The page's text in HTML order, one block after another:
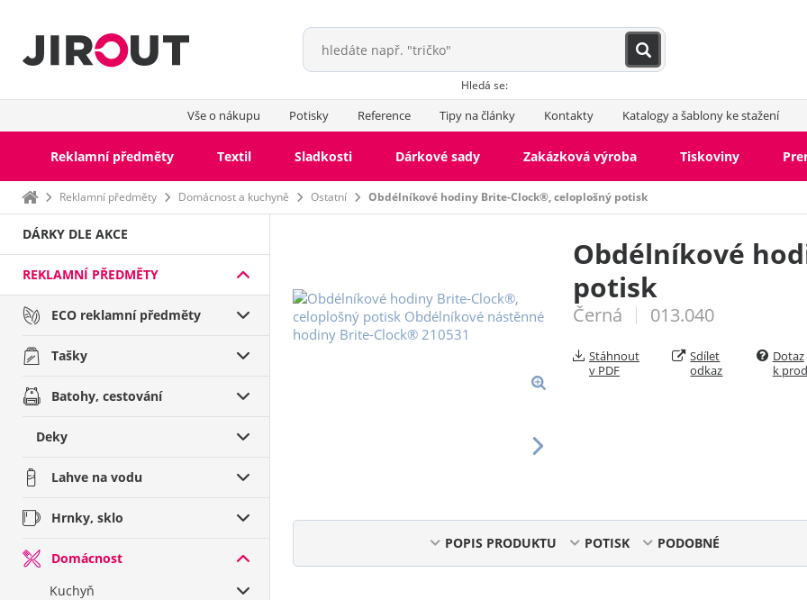
Hledá se:
Vše o nákupu Potisky Reference Tipy na články Kontakty Katalogy a šablony ke stažení
Reklamní předměty Textil Sladkosti Dárkové sady Zakázková výroba Tiskoviny
Domů Reklamní předměty Domácnost a kuchyně Ostatní Obdélníkové hodiny Brite-Clock®, celoplošný potisk
DÁRKY DLE AKCE
REKLAMNÍ PŘEDMĚTY
ECO reklamní předměty
Tašky
Batohy, cestování
Deky
Lahve na vodu
Hrnky, sklo
Domácnost
Kuchyň
Obdélníkové
potisk
Černá 013.040
Stáhnout
v PDF
Sdílet
odkaz
Dotaz
k
POPIS PRODUKTU POTISK PODOBNÉ